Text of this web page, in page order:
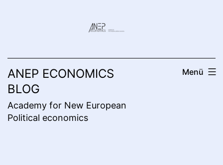
ANEP ECONOMICS
BLOG
Academy for New European
Political economics
Menü